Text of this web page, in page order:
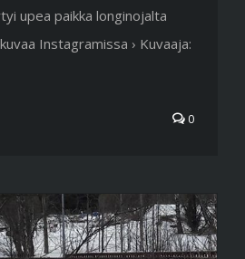
upea paikka longinojalta
Instagramissa › Kuvaaja:
0